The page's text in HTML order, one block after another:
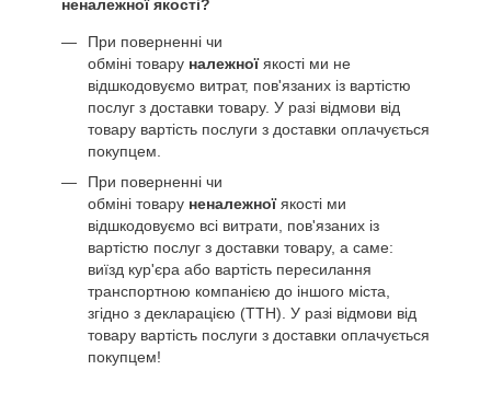
неналежної якості?
При поверненні чи
обміні товару належноїякості ми не
відшкодовуємо витрат, пов'язаних із вартістю
послуг з доставки товару. У разі відмови від
товару вартість послуги з доставки оплачується
покупцем.
При поверненні чи
обміні товару неналежноїякості ми
відшкодовуємо всі витрати, пов'язаних із
вартістю послуг з доставки товару, а саме:
виїзд кур'єра або вартість пересилання
транспортною компанією до іншого міста,
згідно з декларацією (ТТН). У разі відмови від
товару вартість послуги з доставки оплачується
покупцем!